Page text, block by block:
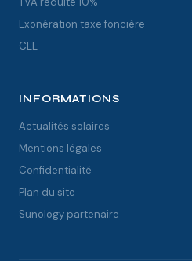
Exonération taxe foncière
CEE
INFORMATIONS
Actualités solaires
Mentions légales
Confidentialité
Plan du site
Sunology partenaire